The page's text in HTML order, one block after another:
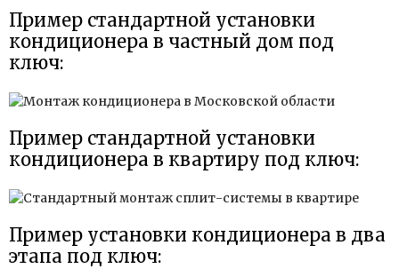
Пример стандартной установки
кондиционера в частный дом под
ключ:
Пример стандартной установки
кондиционера в квартиру под ключ:
Пример установки кондиционера в два
этапа под ключ: